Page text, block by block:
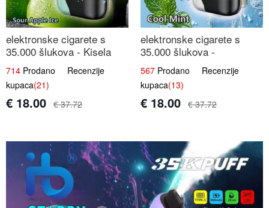
elektronske cigarete s
35.000 šlukova - Kisela
Jabuka Led | Osježavajući
Kiselo-Slatki Okus
714 Prodano Recenzije
kupaca(21)
€ 18.00 € 37.72
elektronske cigarete s
35.000 šlukova -
Osježavajući Mentol |
Čista i Svježa Okus
567 Prodano Recenzije
kupaca(13)
€ 18.00 € 37.72